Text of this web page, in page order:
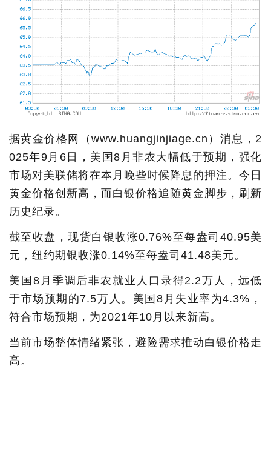
据黄金价格网（www.huangjinjiage.cn）消息，2
025年9月6日，美国8月非农大幅低于预期，强化
市场对美联储将在本月晚些时候降息的押注。今日
黄金价格创新高，而白银价格追随黄金脚步，刷新
历史纪录。
截至收盘，现货白银收涨0.76%至每盎司40.95美
元，纽约期银收涨0.14%至每盎司41.48美元。
美国8月季调后非农就业人口录得2.2万人，远低
于市场预期的7.5万人。美国8月失业率为4.3%，
符合市场预期，为2021年10月以来新高。
当前市场整体情绪紧张，避险需求推动白银价格走
高。